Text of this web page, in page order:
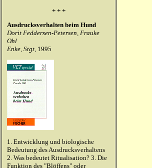
+ + +
Ausdrucksverhalten beim Hund
Dorit Feddersen-Petersen, Frauke
Ohl
Enke, Stgt, 1995
1. Entwicklung und biologische
Bedeutung des Ausdrucksverhaltens
2. Was bedeutet Ritualisation? 3. Die
Funktion des "Blöffens" oder